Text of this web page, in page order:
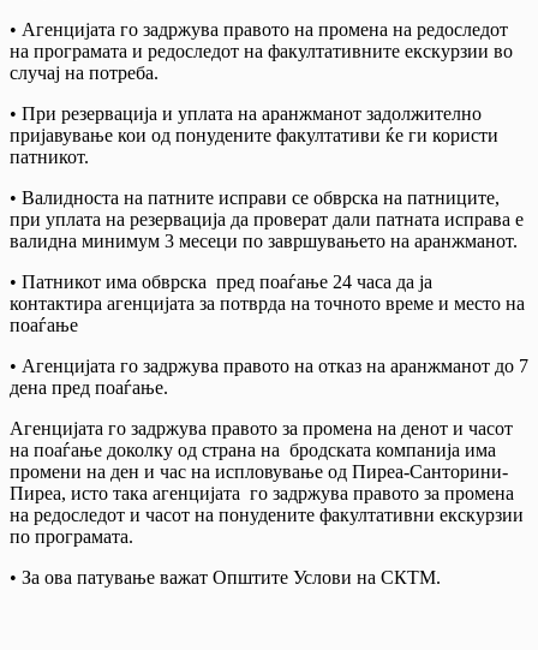
• Агенцијата го задржува правото на промена на редоследот
на програмата и редоследот на факултативните екскурзии во
случај на потреба.
• При резервација и уплата на аранжманот задолжително
пријавување кои од понудените факултативи ќе ги користи
патникот.
• Валидноста на патните исправи се обврска на патниците,
при уплата на резервација да проверат дали патната исправа е
валидна минимум 3 месеци по завршувањето на аранжманот.
• Патникот има обврска пред поаѓање 24 часа да ја
контактира агенцијата за потврда на точното време и место на
поаѓање
• Агенцијата го задржува правото на отказ на аранжманот до 7
дена пред поаѓање.
Агенцијата го задржува правото за промена на денот и часот
на поаѓање доколку од страна на бродската компанија има
промени на ден и час на испловување од Пиреа-Санторини-
Пиреа, исто така агенцијата го задржува правото за промена
на редоследот и часот на понудените факултативни екскурзии
по програмата.
• За ова патување важат Општите Услови на СКТМ.